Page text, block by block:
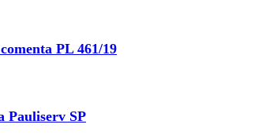
PL 461/19
Pauliserv SP